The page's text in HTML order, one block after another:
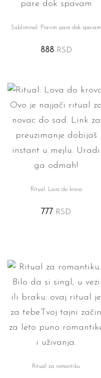
Subliminal: Pravim pare dok spavam
888 RSD
Ritual: Lova do krova
777 RSD
Ritual za romantiku